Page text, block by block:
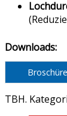
Downloads:
Broschüre
TBH.